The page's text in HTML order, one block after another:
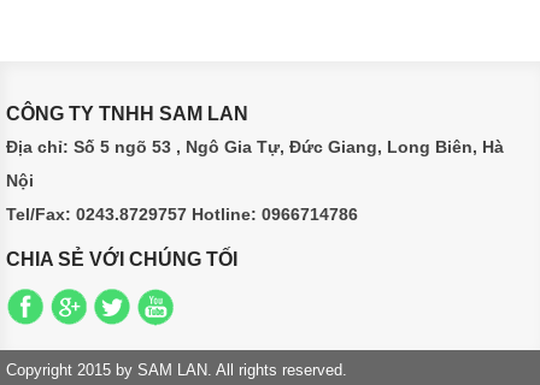
CÔNG TY TNHH SAM LAN
Địa chỉ: Số 5 ngõ 53 , Ngô Gia Tự, Đức Giang, Long Biên, Hà
Nội
Tel/Fax: 0243.8729757 Hotline: 0966714786
CHIA SẺ VỚI CHÚNG TỐI
Copyright 2015 by SAM LAN. All rights reserved.